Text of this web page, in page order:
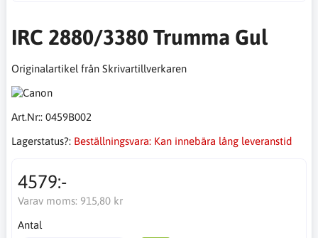
IRC 2880/3380 Trumma Gul
Originalartikel från Skrivartillverkaren
Art.Nr:: 0459B002
Lagerstatus?: Beställningsvara: Kan innebära lång leveranstid
4579:-
Varav moms: 915,80 kr
Antal